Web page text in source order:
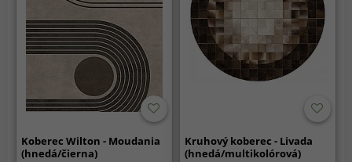
Koberec Wilton - Moudania
(hnedá/čierna)
Kruhový koberec - Livada
(hnedá/multikolórová)